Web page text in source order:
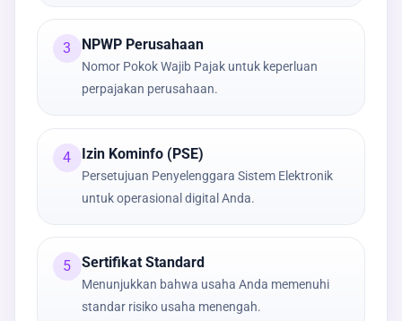
3 NPWP Perusahaan
Nomor Pokok Wajib Pajak untuk keperluan
perpajakan perusahaan.
4 Izin Kominfo (PSE)
Persetujuan Penyelenggara Sistem Elektronik
untuk operasional digital Anda.
5 Sertifikat Standard
Menunjukkan bahwa usaha Anda memenuhi
standar risiko usaha menengah.